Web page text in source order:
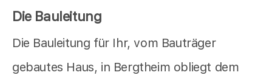
Die Bauleitung
Die Bauleitung für Ihr, vom Bauträger
gebautes Haus, in Bergtheim obliegt dem